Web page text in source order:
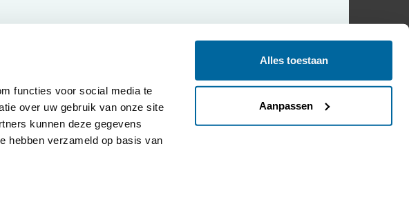
functies voor social media te
over uw gebruik van onze site
kunnen deze gegevens
hebben verzameld op basis van
Alles toestaan
Aanpassen